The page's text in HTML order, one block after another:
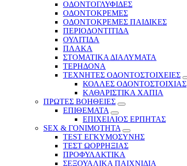
ΟΔΟΝΤΟΓΛΥΦΙΔΕΣ
ΟΔΟΝΤΟΚΡΕΜΕΣ
ΟΔΟΝΤΟΚΡΕΜΕΣ ΠΑΙΔΙΚΕΣ
ΠΕΡΙΟΔΟΝΤΙΤΙΔΑ
ΟΥΛΙΤΙΔΑ
ΠΛΑΚΑ
ΣΤΟΜΑΤΙΚΑ ΔΙΑΛΥΜΑΤΑ
ΤΕΡΗΔΟΝΑ
ΤΕΧΝΗΤΕΣ ΟΔΟΝΤΟΣΤΟΙΧΕΙΕΣ
ΚΟΛΛΕΣ ΟΔΟΝΤΟΣΤΟΙΧΙΑΣ
ΚΑΘΑΡΙΣΤΙΚΑ ΧΑΠΙΑ
ΠΡΩΤΕΣ ΒΟΗΘΕΙΕΣ
ΕΠΙΘΕΜΑΤΑ
ΕΠΙΧΕΙΛΙΟΣ ΕΡΠΗΤΑΣ
SEX & ΓΟΝΙΜΟΤΗΤΑ
TEST ΕΓΚΥΜΟΣΥΝΗΣ
ΤΕΣΤ ΩΟΡΡΗΞΙΑΣ
ΠΡΟΦΥΛΑΚΤΙΚΑ
ΣΕΞΟΥΑΛΙΚΑ ΠΑΙΧΝΙΔΙΑ